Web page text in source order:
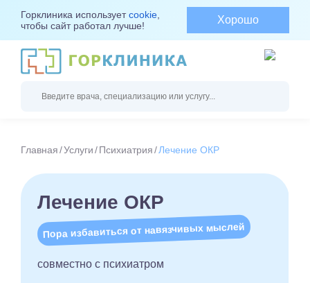
Горклиника используетcookie
чтобы сайт работал лучше!
Хорошо
Главная Услуги Психиатрия Лечение ОКР
Лечение ОКР
Пора избавиться от навязчивых мыслей
совместно с психиатром